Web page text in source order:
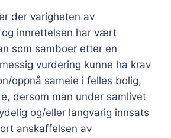
der varigheten av
og innrettelsen har vært
som samboer etter en
vurdering kunne ha krav
oppnå sameie i felles bolig,
dersom man under samlivet
og/eller langvarig innsats
anskaffelsen av